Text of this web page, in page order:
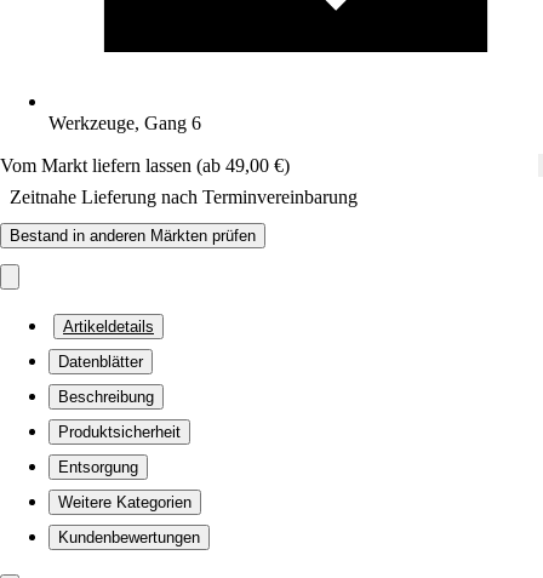
Werkzeuge, Gang 6
Vom Markt liefern lassen (ab 49,00 €)
Zeitnahe Lieferung nach Terminvereinbarung
Bestand in anderen Märkten prüfen
Artikeldetails
Datenblätter
Beschreibung
Produktsicherheit
Entsorgung
Weitere Kategorien
Kundenbewertungen